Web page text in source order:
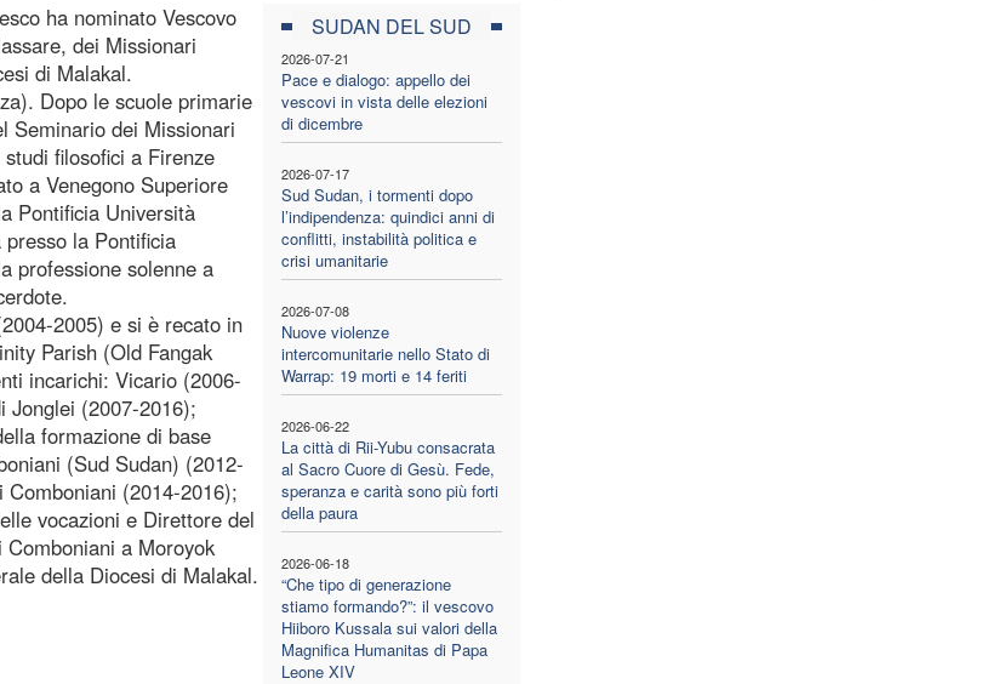
SUDAN DEL SUD
2026-07-21
Pace e dialogo: appello dei
vescovi in vista delle elezioni
di dicembre
2026-07-17
Sud Sudan, i tormenti dopo
l’indipendenza: quindici anni di
conflitti, instabilità politica e
crisi umanitarie
2026-07-08
Nuove violenze
intercomunitarie nello Stato di
Warrap: 19 morti e 14 feriti
2026-06-22
La città di Rii-Yubu consacrata
al Sacro Cuore di Gesù. Fede,
speranza e carità sono più forti
della paura
2026-06-18
“Che tipo di generazione
stiamo formando?”: il vescovo
Hiiboro Kussala sui valori della
Magnifica Humanitas di Papa
Leone XIV
ha nominato Vescovo
dei Missionari
di Malakal.
Dopo le scuole primarie
Seminario dei Missionari
filosofici a Firenze
a Venegono Superiore
Pontificia Università
la Pontificia
professione solenne a
2005) e si è recato in
Parish (Old Fangak
incarichi: Vicario (2006-
Jonglei (2007-2016);
formazione di base
(Sud Sudan) (2012-
(2014-2016);
vocazioni e Direttore del
a Moroyok
della Diocesi di Malakal.